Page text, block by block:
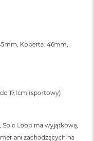
Koperta: 46mm,
17,1cm (sportowy)
Solo Loop ma wyjątkową,
ani zachodzących na